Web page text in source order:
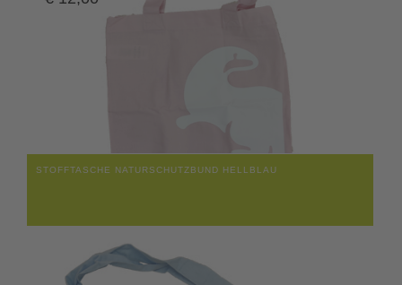
STOFFTASCHE NATURSCHUTZBUND HELLBLAU